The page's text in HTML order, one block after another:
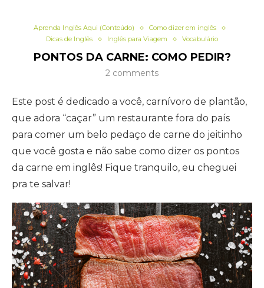
Aprenda Inglês Aqui (Conteúdo)
Como dizer em inglês
Dicas de Inglês
Inglês para Viagem Vocabulário
PONTOS DA CARNE: COMO PEDIR?
2 comments
Este post é dedicado a você, carnívoro de plantão,
que adora “caçar” um restaurante fora do país
para comer um belo pedaço de carne do jeitinho
que você gosta e não sabe como dizer os pontos
da carne em inglês! Fique tranquilo, eu cheguei
pra te salvar!